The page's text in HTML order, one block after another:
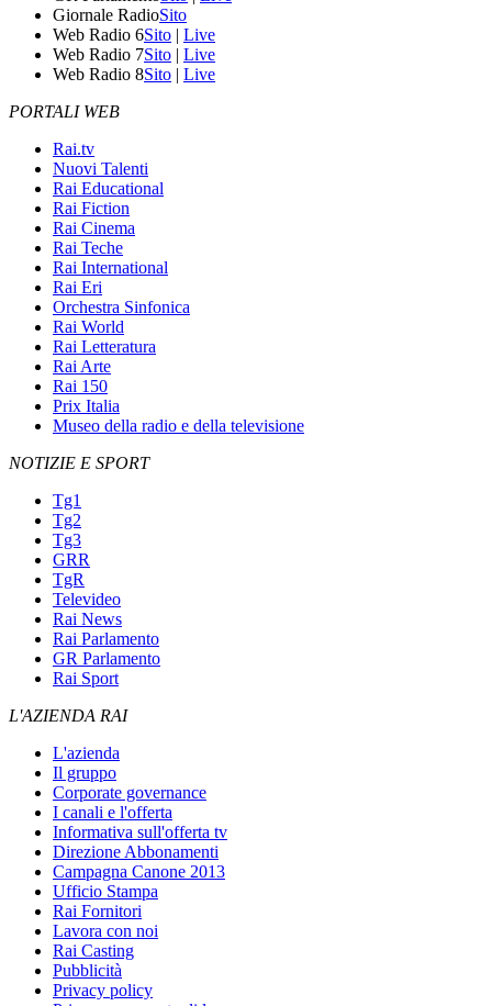
Giornale RadioSito
Web Radio 6Sito | Live
Web Radio 7Sito | Live
Web Radio 8Sito | Live
PORTALI WEB
Rai.tv
Nuovi Talenti
Rai Educational
Rai Fiction
Rai Cinema
Rai Teche
Rai International
Rai Eri
Orchestra Sinfonica
Rai World
Rai Letteratura
Rai Arte
Rai 150
Prix Italia
Museo della radio e della televisione
NOTIZIE E SPORT
Tg1
Tg2
Tg3
GRR
TgR
Televideo
Rai News
Rai Parlamento
GR Parlamento
Rai Sport
L'AZIENDA RAI
L'azienda
Il gruppo
Corporate governance
I canali e l'offerta
Informativa sull'offerta tv
Direzione Abbonamenti
Campagna Canone 2013
Ufficio Stampa
Rai Fornitori
Lavora con noi
Rai Casting
Pubblicità
Privacy policy